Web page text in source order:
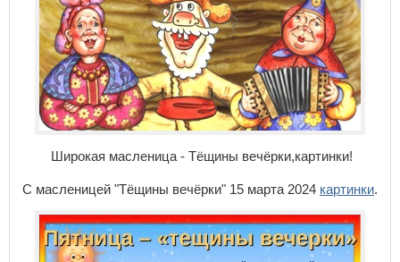
Широкая масленица - Тёщины вечёрки,картинки!
С масленицей "Тёщины вечёрки" 15 марта 2024 картинки.